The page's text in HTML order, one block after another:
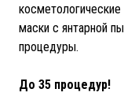
маски с янтарной
процедуры.
До 35 процедур!